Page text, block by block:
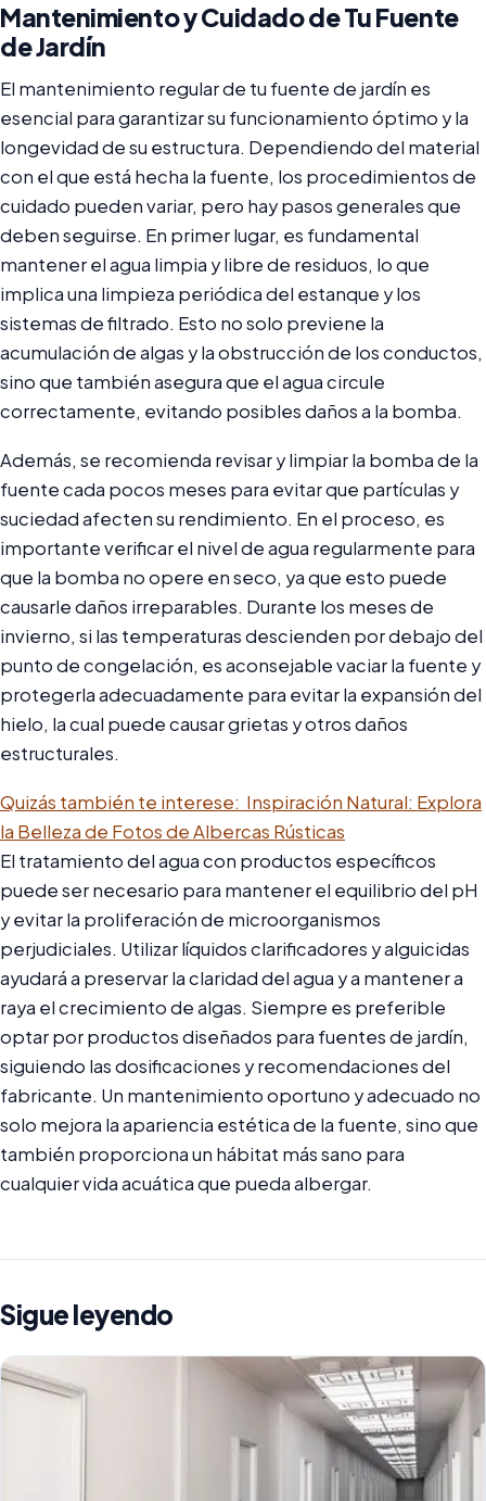
Mantenimiento y Cuidado de Tu Fuente
de Jardín
El mantenimiento regular de tu fuente de jardín es
esencial para garantizar su funcionamiento óptimo y la
longevidad de su estructura. Dependiendo del material
con el que está hecha la fuente, los procedimientos de
cuidado pueden variar, pero hay pasos generales que
deben seguirse. En primer lugar, es fundamental
mantener el agua limpia y libre de residuos, lo que
implica una limpieza periódica del estanque y los
sistemas de filtrado. Esto no solo previene la
acumulación de algas y la obstrucción de los conductos,
sino que también asegura que el agua circule
correctamente, evitando posibles daños a la bomba.
Además, se recomienda revisar y limpiar la bomba de la
fuente cada pocos meses para evitar que partículas y
suciedad afecten su rendimiento. En el proceso, es
importante verificar el nivel de agua regularmente para
que la bomba no opere en seco, ya que esto puede
causarle daños irreparables. Durante los meses de
invierno, si las temperaturas descienden por debajo del
punto de congelación, es aconsejable vaciar la fuente y
protegerla adecuadamente para evitar la expansión del
hielo, la cual puede causar grietas y otros daños
estructurales.
Quizás también te interese: Inspiración Natural: Explora
la Belleza de Fotos de Albercas Rústicas
El tratamiento del agua con productos específicos
puede ser necesario para mantener el equilibrio del pH
y evitar la proliferación de microorganismos
perjudiciales. Utilizar líquidos clarificadores y alguicidas
ayudará a preservar la claridad del agua y a mantener a
raya el crecimiento de algas. Siempre es preferible
optar por productos diseñados para fuentes de jardín,
siguiendo las dosificaciones y recomendaciones del
fabricante. Un mantenimiento oportuno y adecuado no
solo mejora la apariencia estética de la fuente, sino que
también proporciona un hábitat más sano para
cualquier vida acuática que pueda albergar.
Sigue leyendo